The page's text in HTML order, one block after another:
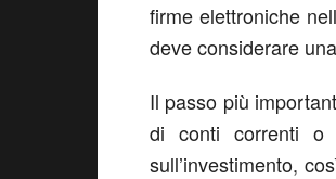
firme elettroniche
deve considerare
Il passo più
di conti correnti o
sull’investimento,